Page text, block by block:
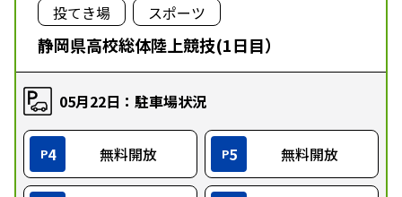
投てき場 スポーツ
静岡県高校総体陸上競技(1日目）
05月22日：駐車場状況
P4 無料開放 P5 無料開放